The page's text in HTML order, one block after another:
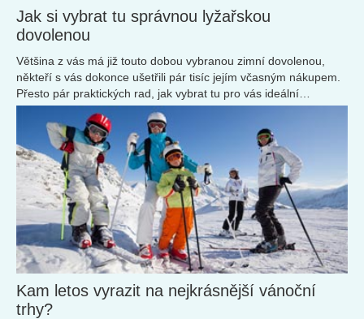
Jak si vybrat tu správnou lyžařskou
dovolenou
Většina z vás má již touto dobou vybranou zimní dovolenou,
někteří s vás dokonce ušetřili pár tisíc jejím včasným nákupem.
Přesto pár praktických rad, jak vybrat tu pro vás ideální
destinaci...
Kam letos vyrazit na nejkrásnější vánoční
trhy?